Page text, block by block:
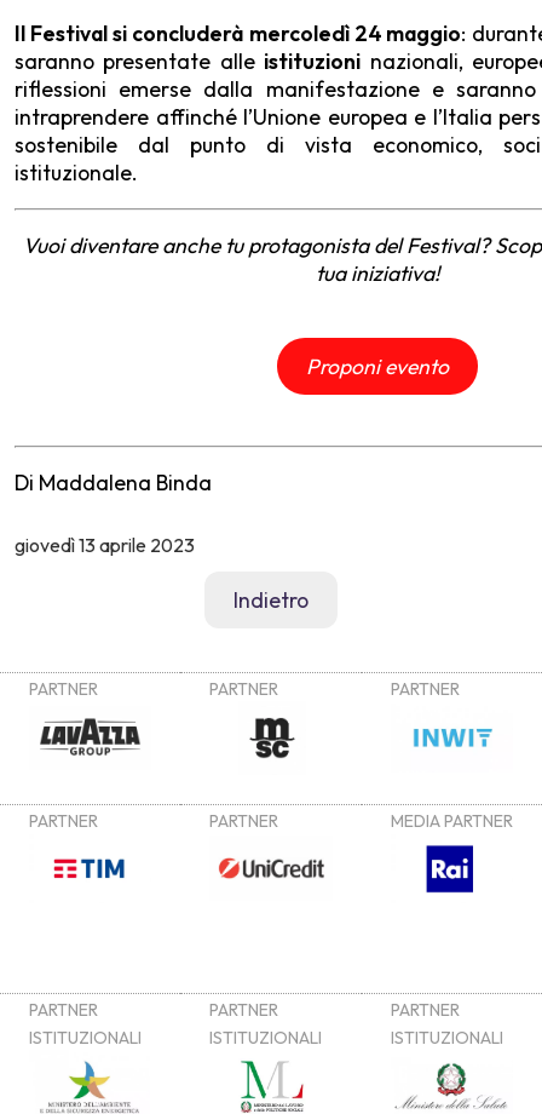
Il Festival si concluderà mercoledì 24 maggio:
saranno presentate alle istituzioni nazionali,
riflessioni emerse dalla manifestazione e
intraprendere affinché l’Unione europea e l’Italia
sostenibile dal punto di vista economico,
istituzionale.
Vuoi diventare anche tu protagonista del Festival?
tua iniziativa!
Proponi evento
Di Maddalena Binda
giovedì13 aprile 2023
Indietro